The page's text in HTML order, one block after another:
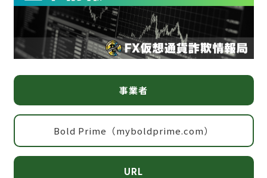
事業者
Bold Prime（myboldprime.com）
URL